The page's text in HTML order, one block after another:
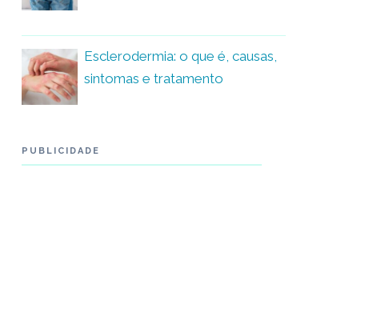
Esclerodermia: o que é, causas,
sintomas e tratamento
PUBLICIDADE